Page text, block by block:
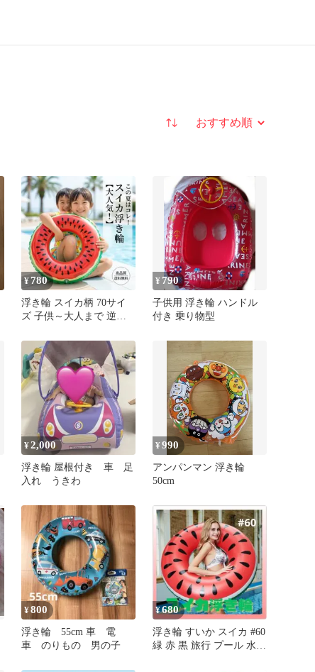
並び替え
¥780
浮き輪 スイカ柄 70サイ
ズ 子供～大人まで 逆流
品
¥ 790
子供用 浮き輪 ハンドル
付き 乗り物型
¥2,000
浮き輪 屋根付き 車 足
入れ うきわ
¥990
アンパンマン 浮き輪
50cm
¥800
浮き輪 55cm 車 電
車 のりもの 男の子
¥680
浮き輪 すいか スイカ #60
緑 赤 黒 旅行 プール 水遊